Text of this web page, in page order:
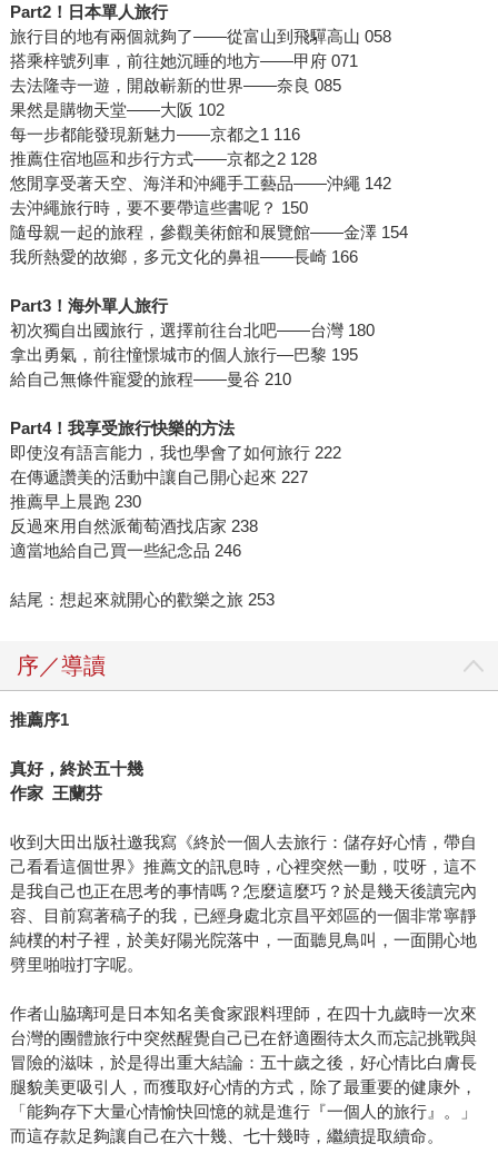
Part2！日本單人旅行
旅行目的地有兩個就夠了——從富山到飛驒高山 058
搭乘梓號列車，前往她沉睡的地方——甲府 071
去法隆寺一遊，開啟嶄新的世界——奈良 085
果然是購物天堂——大阪 102
每一步都能發現新魅力——京都之1 116
推薦住宿地區和步行方式——京都之2 128
悠閒享受著天空、海洋和沖繩手工藝品——沖繩 142
去沖繩旅行時，要不要帶這些書呢？ 150
隨母親一起的旅程，參觀美術館和展覽館——金澤 154
我所熱愛的故鄉，多元文化的鼻祖——長崎 166
Part3！海外單人旅行
初次獨自出國旅行，選擇前往台北吧——台灣 180
拿出勇氣，前往憧憬城市的個人旅行—巴黎 195
給自己無條件寵愛的旅程——曼谷 210
Part4！我享受旅行快樂的方法
即使沒有語言能力，我也學會了如何旅行 222
在傳遞讚美的活動中讓自己開心起來 227
推薦早上晨跑 230
反過來用自然派葡萄酒找店家 238
適當地給自己買一些紀念品 246
結尾：想起來就開心的歡樂之旅 253
序／導讀
推薦序1
真好，終於五十幾
作家 王蘭芬
收到大田出版社邀我寫《終於一個人去旅行：儲存好心情，帶自
己看看這個世界》推薦文的訊息時，心裡突然一動，哎呀，這不
是我自己也正在思考的事情嗎？怎麼這麼巧？於是幾天後讀完內
容、目前寫著稿子的我，已經身處北京昌平郊區的一個非常寧靜
純樸的村子裡，於美好陽光院落中，一面聽見鳥叫，一面開心地
劈里啪啦打字呢。
作者山脇璃珂是日本知名美食家跟料理師，在四十九歲時一次來
台灣的團體旅行中突然醒覺自己已在舒適圈待太久而忘記挑戰與
冒險的滋味，於是得出重大結論：五十歲之後，好心情比白膚長
腿貌美更吸引人，而獲取好心情的方式，除了最重要的健康外，
「能夠存下大量心情愉快回憶的就是進行『一個人的旅行』。」
而這存款足夠讓自己在六十幾、七十幾時，繼續提取續命。